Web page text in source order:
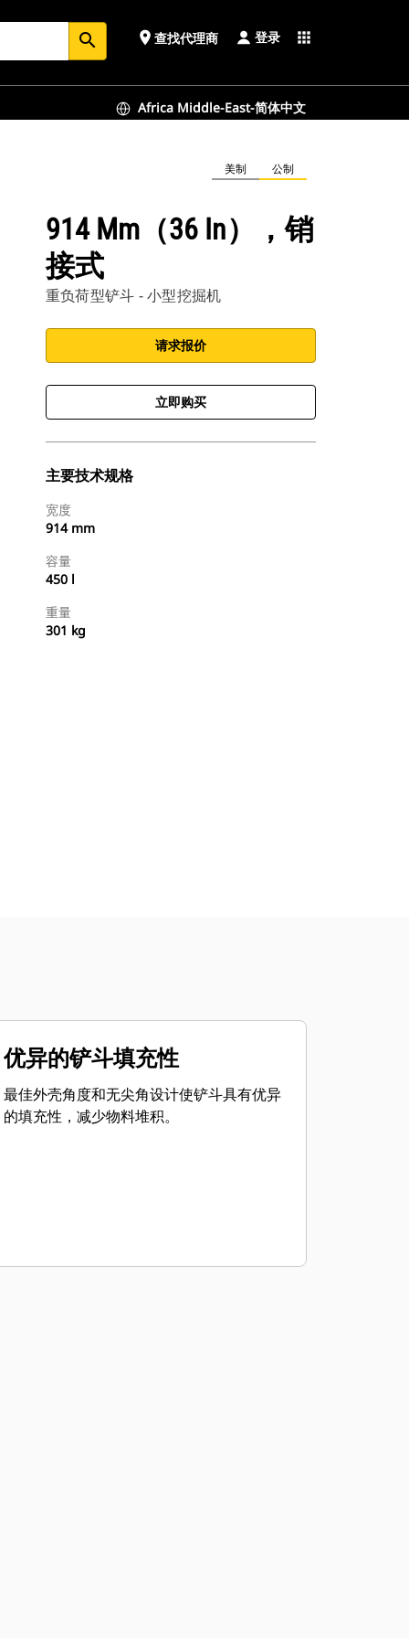
search place 查找代理商 登录 apps
Africa Middle-East-简体中文
美制 公制
914 Mm（36 In），销
接式
重负荷型铲斗 - 小型挖掘机
请求报价
立即购买
主要技术规格
宽度
914 mm
容量
450 l
重量
301 kg
优异的铲斗填充性
最佳外壳角度和无尖角设计使铲斗具有优异
的填充性，减少物料堆积。